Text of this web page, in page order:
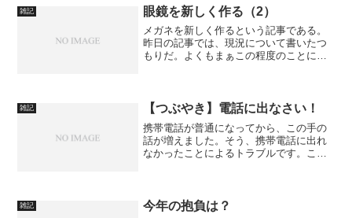
糸が何箇所もほつれて、生地が骨から浮
いた感じになってしまっ...
雑記 眼鏡を新しく作る（2）
メガネを新しく作るという記事である。
昨日の記事では、現況について書いたつ
もりだ。よくもまぁこの程度のことにあ
夜連続投稿である。
雑記 【つぶやき】電話に出なさい！
携帯電話が普通になってから、この手の
話が増えました。そう、携帯電話に出れ
なかったことによるトラブルです。ここ
うかな♪と、よ～しパパ豚...
雑記 今年の抱負は？